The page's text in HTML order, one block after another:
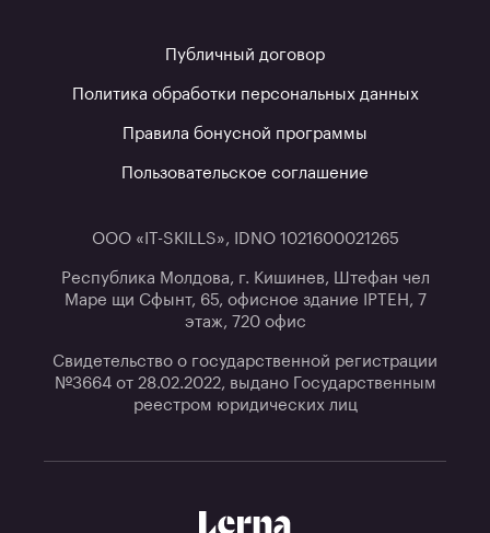
Публичный договор
Политика обработки персональных данных
Правила бонусной программы
Пользовательское соглашение
ООО «IT-SKILLS», IDNO 1021600021265
Республика Молдова, г. Кишинев, Штефан чел
Маре щи Сфынт, 65, офисное здание IPTEH, 7
этаж, 720 офис
Свидетельство о государственной регистрации
№3664 от 28.02.2022, выдано Государственным
реестром юридических лиц